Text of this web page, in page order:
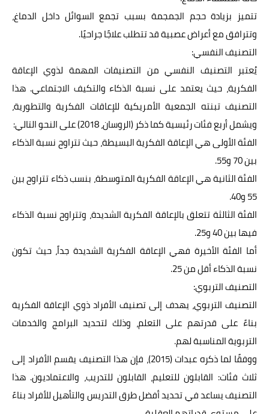
تتميز بزيادة حجم الجمجمة بسبب تجمع السوائل داخل الدماغ،
وتترافق مع أعراض عصبية قد تتطلب علاجًا جراحيًا.
التصنيف النفسي:
يُعتبر التصنيف النفسي من التصنيفات المهمة لذوي الإعاقة
الفكرية، حيث يعتمد على نسبة الذكاء والتكيف الاجتماعي. هذا
التصنيف تبنته الجمعية الأمريكية للإعاقات الفكرية والتطورية،
ويشمل أربع فئات رئيسية كما ذكر (الروسان، 2018) على النحو التالي:
الفئة الأولى هي الإعاقة الفكرية البسيطة، حيث تتراوح نسبة الذكاء
بين 70 و55.
الفئة الثانية هي الإعاقة الفكرية المتوسطة، بنسب ذكاء تتراوح بين
55 و40.
الفئة الثالثة تتعلق بالإعاقة الفكرية الشديدة، وتتراوح نسبة الذكاء
فيها بين 40 و25.
أما الفئة الأخيرة فهي الإعاقة الفكرية الشديدة جداً، حيث تكون
نسبة الذكاء أقل من 25.
التصنيف التربوي:
التصنيف التربوي، يهدف إلى تصنيف الأفراد ذوي الإعاقة الفكرية
بناءً على قدرتهم على التعلم، وذلك لتحديد البرامج والخدمات
التربوية المناسبة لهم.
ووفقًا لما ذكره عبدات (2015)، فإن هذا التصنيف يقسم الأفراد إلى
ثلاث فئات: القابلون للتعليم، القابلون للتدريب، والاعتماديون. هذا
التصنيف يساعد في تحديد أفضل طرق التدريس والتأهيل للأفراد بناءً